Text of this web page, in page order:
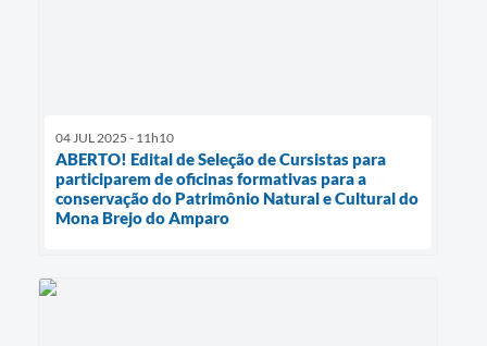
04 JUL 2025 - 11h10
ABERTO! Edital de Seleção de Cursistas para
participarem de oficinas formativas para a
conservação do Patrimônio Natural e Cultural do
Mona Brejo do Amparo